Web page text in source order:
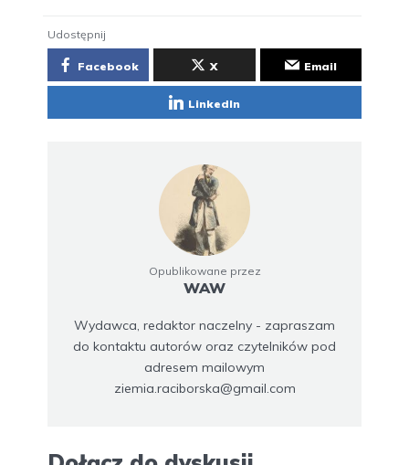
Udostępnij
Facebook X Email
LinkedIn
Opublikowane przez
WAW
Wydawca, redaktor naczelny - zapraszam
do kontaktu autorów oraz czytelników pod
adresem mailowym
ziemia.raciborska@gmail.com